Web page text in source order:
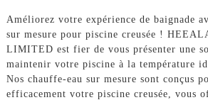
Améliorez votre expérience de baignade
sur mesure pour piscine creusée !
LIMITED est fier de vous présenter une
maintenir votre piscine à la température
Nos chauffe-eau sur mesure sont conçus
efficacement votre piscine creusée, vous